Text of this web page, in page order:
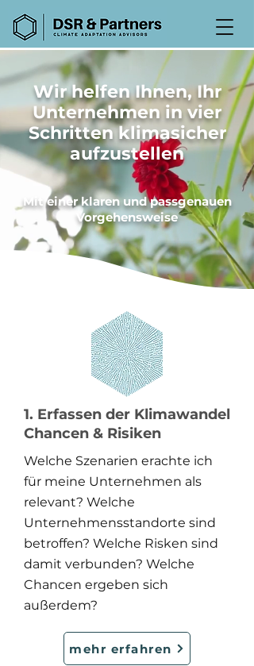
Wir helfen Ihnen, Ihr
Unternehmen in vier
Schritten klimasicher
aufzustellen
Mit einer klaren und passgenauen
Vorgehensweise
1. Erfassen der Klimawandel
Chancen & Risiken
Welche Szenarien erachte ich
für meine Unternehmen als
relevant? Welche
Unternehmensstandorte sind
betroffen? Welche Risken sind
damit verbunden? Welche
Chancen ergeben sich
außerdem?
mehr erfahren